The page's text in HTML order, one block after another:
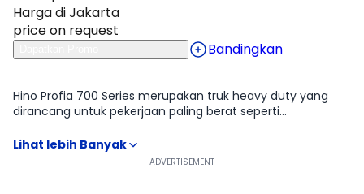
Harga di Jakarta
price on request
Bandingkan
Hino Profia 700 Series merupakan truk heavy duty yang
dirancang untuk pekerjaan paling berat seperti
dengan muatan besar. Dari tampilan luar, desain kabinnya
terlihat kokoh dan besar, mencerminkan karakter